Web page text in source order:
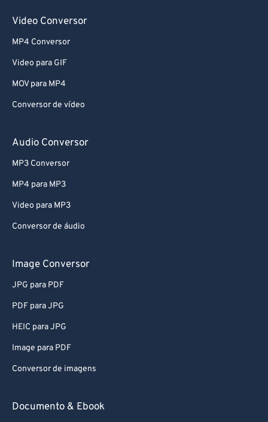
Video Conversor
MP4 Conversor
Video para GIF
MOV para MP4
Conversor de vídeo
Audio Conversor
MP3 Conversor
MP4 para MP3
Video para MP3
Conversor de áudio
Image Conversor
JPG para PDF
PDF para JPG
HEIC para JPG
Image para PDF
Conversor de imagens
Documento & Ebook